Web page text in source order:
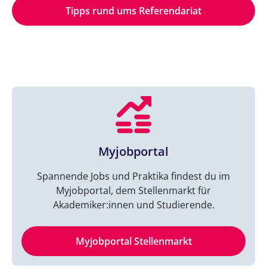
Tipps rund ums Referendariat
Myjobportal
Spannende Jobs und Praktika findest du im
Myjobportal, dem Stellenmarkt für
Akademiker:innen und Studierende.
Myjobportal Stellenmarkt